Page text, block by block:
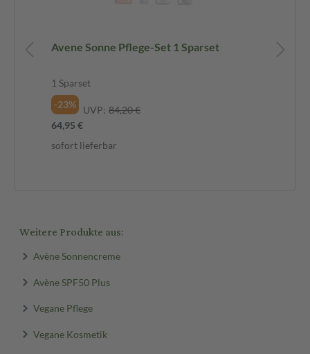
Avene Sonne Pflege-Set 1 Sparset
1 Sparset
-23%
UVP: 84,20 €
64,95 €
sofort lieferbar
Weitere Produkte aus:
Avène Sonnencreme
Avène SPF50 Plus
Vegane Pflege
Vegane Kosmetik